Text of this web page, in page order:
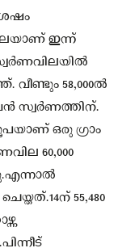
ഇന്ന്
58,000ല്‍
സ്വര്‍ണത്തിന്.
ഒരു ഗ്രാം
60,000
55,480